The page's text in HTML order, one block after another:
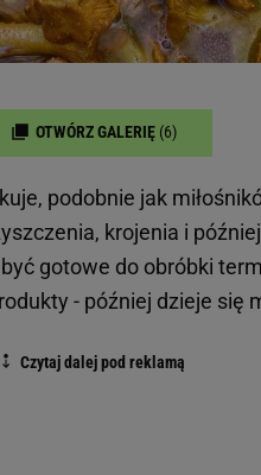
OTWÓRZ GALERIĘ (6)
podobnie jak
krojenia i
gotowe do obróbki
- później dzieje się